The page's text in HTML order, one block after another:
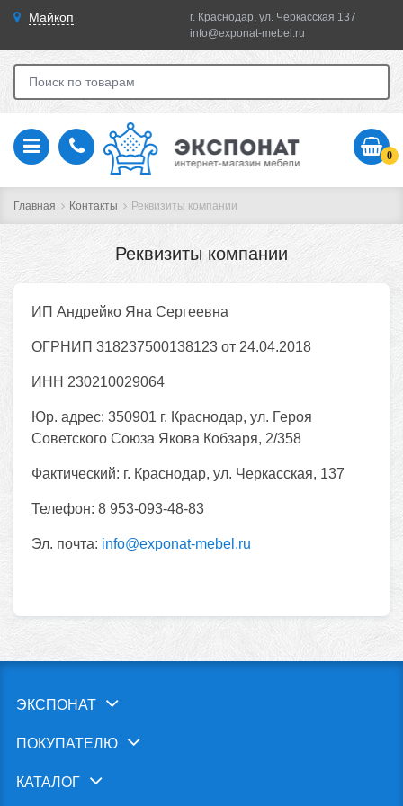
Майкоп
г. Краснодар, ул. Черкасская 137
info@exponat-mebel.ru
0
Главная Контакты Реквизиты компании
Реквизиты компании
ИП Андрейко Яна Сергеевна
ОГРНИП 318237500138123 от 24.04.2018
ИНН 230210029064
Юр. адрес: 350901 г. Краснодар, ул. Героя
Советского Союза Якова Кобзаря, 2/358
Фактический: г. Краснодар, ул. Черкасская, 137
Телефон: 8 953-093-48-83
Эл. почта: info@exponat-mebel.ru
ЭКСПОНАТ
ПОКУПАТЕЛЮ
КАТАЛОГ